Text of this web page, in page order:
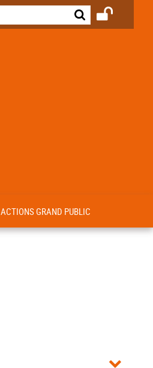
ACTIONS GRAND PUBLIC